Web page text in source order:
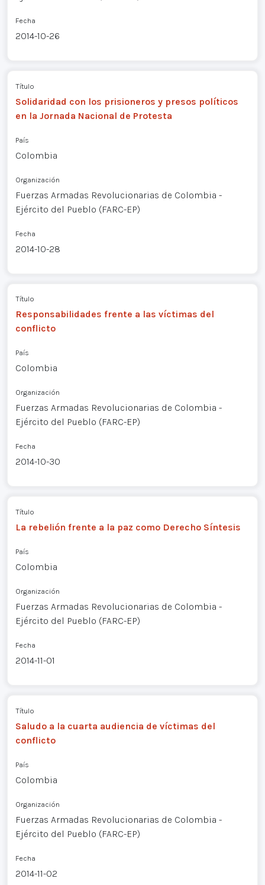
Fecha
2014-10-26
Título
Solidaridad con los prisioneros y presos políticos
en la Jornada Nacional de Protesta
País
Colombia
Organización
Fuerzas Armadas Revolucionarias de Colombia -
Ejército del Pueblo (FARC-EP)
Fecha
2014-10-28
Título
Responsabilidades frente a las víctimas del
conflicto
País
Colombia
Organización
Fuerzas Armadas Revolucionarias de Colombia -
Ejército del Pueblo (FARC-EP)
Fecha
2014-10-30
Título
La rebelión frente a la paz como Derecho Síntesis
País
Colombia
Organización
Fuerzas Armadas Revolucionarias de Colombia -
Ejército del Pueblo (FARC-EP)
Fecha
2014-11-01
Título
Saludo a la cuarta audiencia de víctimas del
conflicto
País
Colombia
Organización
Fuerzas Armadas Revolucionarias de Colombia -
Ejército del Pueblo (FARC-EP)
Fecha
2014-11-02